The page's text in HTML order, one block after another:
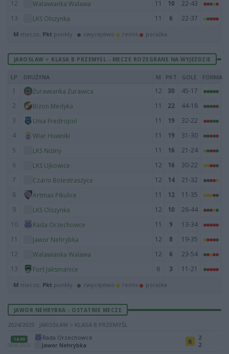
12 Walawianka Walawa 11 10
22-43
13
LKS Olszynka 11 6 22-37
M mecze, Pkt punkty · zwycięstwo remis porażka
JAROSŁAW > KLASA B PRZEMYŚL - MECZE ROZEGRANE NA WYJEŹDZIE
LP DRUŻYNA M PKT GOLE FORMA
1 Żurawianka Żurawica 12 30
45-17
2
Bizon Medyka 11 22
44-18
3
Unia Fredropol 11 19
32-22
4
Wiar Huwniki 11 19
31-30
5
LKS Niziny 11 16
21-24
6
LKS Ujkowice 12 16
30-22
7
Czarni Bolestraszyce 12 14
21-32
8
Artmax Pikulice 11 12
11-35
9
LKS Olszynka 12 10
26-44
10
Rada Orzechowce 11 9
13-34
11
Jawor Nehrybka 12 8
19-35
12
Walawianka Walawa 12 6
23-54
13
Fort Jaksmanice 6 3 11-21
M mecze, Pkt punkty · zwycięstwo remis porażka
JAWOR NEHRYBKA - OSTATNIE MECZE
2024/2025 · JAROSŁAW > KLASA B PRZEMYŚL
14:00
08.06.2025
Rada Orzechowce
Jawor Nehrybka
R
2
2